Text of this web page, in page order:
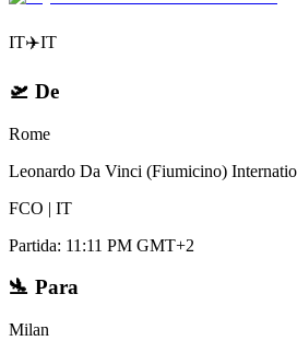
IT✈️IT
🛫 De
Rome
Leonardo Da Vinci (Fiumicino)
FCO | IT
Partida: 11:11 PM GMT+2
🛬 Para
Milan